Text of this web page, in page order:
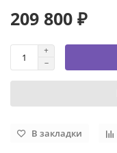
209 800 ₽
В закладки